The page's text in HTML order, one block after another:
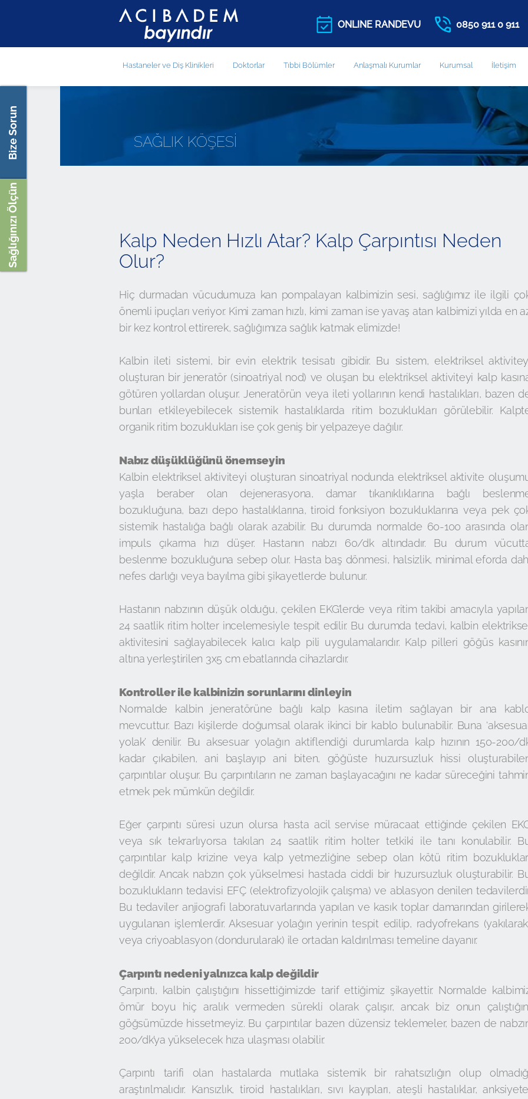
ONLINE RANDEVU 0850 911 0 911
Hastaneler ve Diş Klinikleri Doktorlar Tıbbi Bölümler Anlaşmalı Kurumlar Kurumsal İletişim
Bize Sorun
Sağlığınızı Ölçün
SAĞLIK KÖŞESİ
Kalp Neden Hızlı Atar? Kalp Çarpıntısı Neden
Olur?
Hiç durmadan vücudumuza kan pompalayan kalbimizin sesi, sağlığımız ile ilgili
önemli ipuçları veriyor. Kimi zaman hızlı, kimi zaman ise yavaş atan kalbimizi yılda en
bir kez kontrol ettirerek, sağlığımıza sağlık katmak elimizde!
Kalbin ileti sistemi, bir evin elektrik tesisatı gibidir. Bu sistem, elektriksel
oluşturan bir jeneratör (sinoatriyal nod) ve oluşan bu elektriksel aktiviteyi kalp
götüren yollardan oluşur. Jeneratörün veya ileti yollarının kendi hastalıkları, bazen
bunları etkileyebilecek sistemik hastalıklarda ritim bozuklukları görülebilir.
organik ritim bozuklukları ise çok geniş bir yelpazeye dağılır.
Nabız düşüklüğünü önemseyin
Kalbin elektriksel aktiviteyi oluşturan sinoatriyal nodunda elektriksel aktivite
yaşla beraber olan dejenerasyona, damar tıkanıklıklarına bağlı
bozukluğuna, bazı depo hastalıklarına, tiroid fonksiyon bozukluklarına veya pek
sistemik hastalığa bağlı olarak azabilir. Bu durumda normalde 60-100 arasında
impuls çıkarma hızı düşer. Hastanın nabzı 60/dk altındadır. Bu durum
beslenme bozukluğuna sebep olur. Hasta baş dönmesi, halsizlik, minimal eforda
nefes darlığı veya bayılma gibi şikayetlerde bulunur.
Hastanın nabzının düşük olduğu, çekilen EKG’lerde veya ritim takibi amacıyla
24 saatlik ritim holter incelemesiyle tespit edilir. Bu durumda tedavi, kalbin elektriksel
aktivitesini sağlayabilecek kalıcı kalp pili uygulamalarıdır. Kalp pilleri göğüs
altına yerleştirilen 3x5 cm ebatlarında cihazlardır.
Kontroller ile kalbinizin sorunlarını dinleyin
Normalde kalbin jeneratörüne bağlı kalp kasına iletim sağlayan bir ana
mevcuttur. Bazı kişilerde doğumsal olarak ikinci bir kablo bulunabilir. Buna
yolak’ denilir. Bu aksesuar yolağın aktiflendiği durumlarda kalp hızının 150-200/
kadar çıkabilen, ani başlayıp ani biten, göğüste huzursuzluk hissi
çarpıntılar oluşur. Bu çarpıntıların ne zaman başlayacağını ne kadar süreceğini
etmek pek mümkün değildir.
Eğer çarpıntı süresi uzun olursa hasta acil servise müracaat ettiğinde çekilen
veya sık tekrarlıyorsa takılan 24 saatlik ritim holter tetkiki ile tanı konulabilir.
çarpıntılar kalp krizine veya kalp yetmezliğine sebep olan kötü ritim
değildir. Ancak nabzın çok yükselmesi hastada ciddi bir huzursuzluk oluşturabilir.
bozuklukların tedavisi EFÇ (elektrofizyolojik çalışma) ve ablasyon denilen
Bu tedaviler anjiografi laboratuvarlarında yapılan ve kasık toplar damarından
uygulanan işlemlerdir. Aksesuar yolağın yerinin tespit edilip, radyofrekans
veya criyoablasyon (dondurularak) ile ortadan kaldırılması temeline dayanır.
Çarpıntı nedeni yalnızca kalp değildir
Çarpıntı, kalbin çalıştığını hissettiğimizde tarif ettiğimiz şikayettir. Normalde
ömür boyu hiç aralık vermeden sürekli olarak çalışır, ancak biz onun
göğsümüzde hissetmeyiz. Bu çarpıntılar bazen düzensiz teklemeler, bazen de
200/dk’ya yükselecek hıza ulaşması olabilir.
Çarpıntı tarifi olan hastalarda mutlaka sistemik bir rahatsızlığın olup
araştırılmalıdır. Kansızlık, tiroid hastalıkları, sıvı kayıpları, ateşli hastalıklar,